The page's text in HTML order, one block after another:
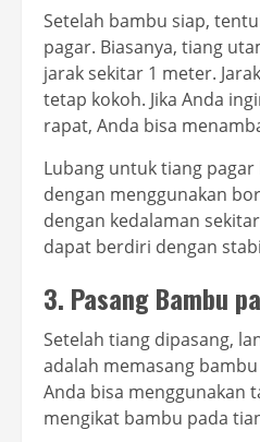
Setelah bambu siap,
pagar. Biasanya, tiang
jarak sekitar 1 meter.
tetap kokoh. Jika Anda
rapat, Anda bisa
Lubang untuk tiang
dengan menggunakan
dengan kedalaman
dapat berdiri dengan
3. Pasang Bambu
Setelah tiang dipasang,
adalah memasang
Anda bisa menggunakan
mengikat bambu pada